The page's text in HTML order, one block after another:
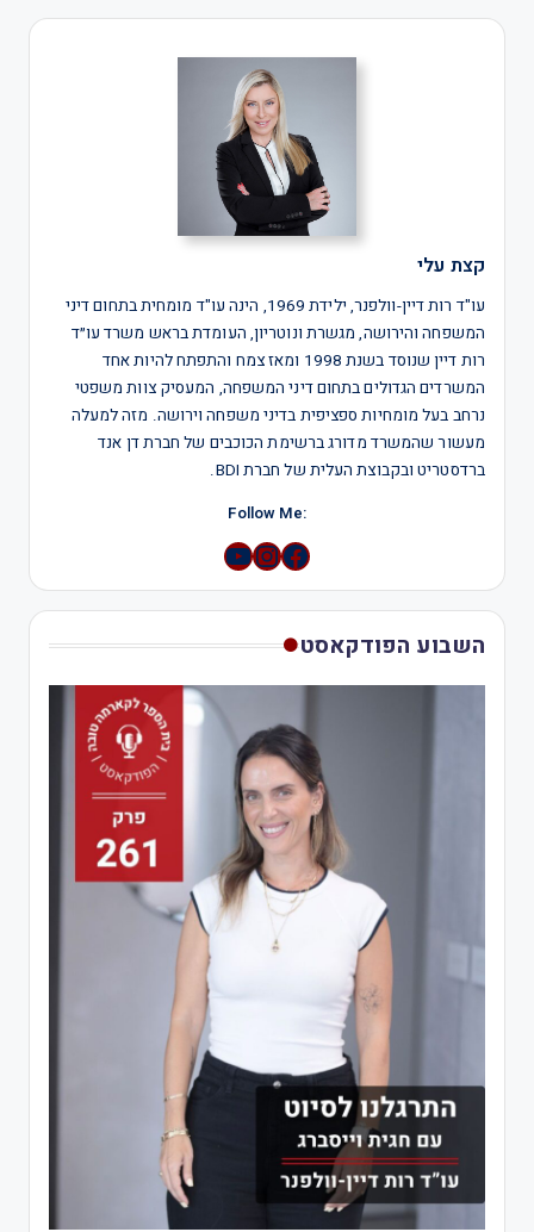
קצת עלי
עו"ד רות דיין-וולפנר, ילידת 1969, הינה עו"ד מומחית בתחום דיני
המשפחה והירושה, מגשרת ונוטריון, העומדת בראש משרד עו״ד
רות דיין שנוסד בשנת 1998 ומאז צמח והתפתח להיות אחד
המשרדים הגדולים בתחום דיני המשפחה, המעסיק צוות משפטי
נרחב בעל מומחיות ספציפית בדיני משפחה וירושה. מזה למעלה
מעשור שהמשרד מדורג ברשימת הכוכבים של חברת דן אנד
ברדסטריט ובקבוצת העלית של חברת BDI.
:Follow Me
Instagram
YouTube
השבוע הפודקאסט